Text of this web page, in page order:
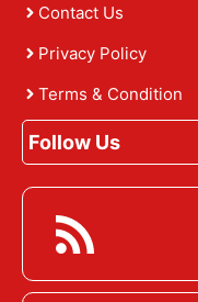
Contact Us
Privacy Policy
Terms & Condition
Follow Us